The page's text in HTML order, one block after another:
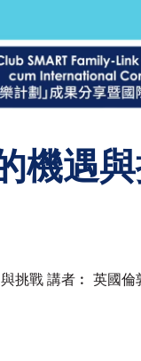
機遇
挑戰 講者︰ 英國